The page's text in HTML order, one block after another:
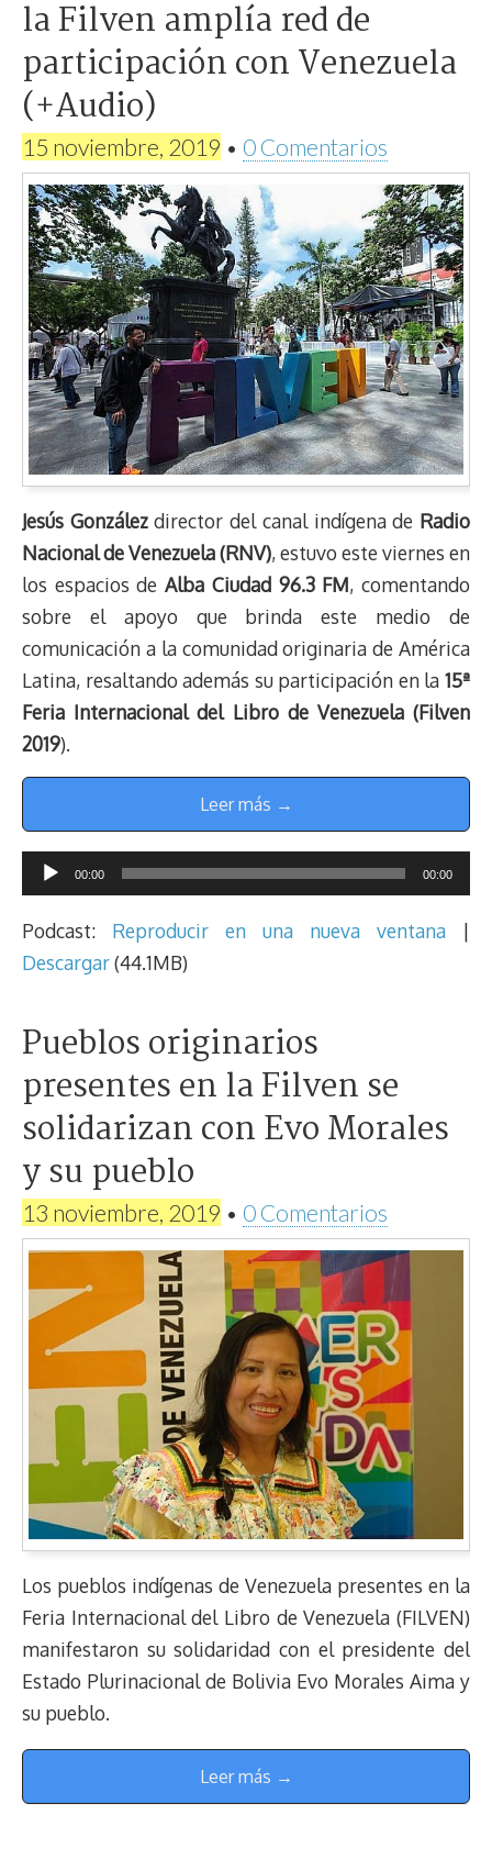
la Filven amplía red de
participación con Venezuela
(+Audio)
15 noviembre, 2019 • 0 Comentarios
Jesús Gonzálezdirector del canal indígena de Radio
Nacional de Venezuela (RNV), estuvo este viernes en
los espacios deAlba Ciudad 96.3 FM, comentando
sobre el apoyo que brinda este medio de
comunicación a la comunidad originaria de América
Latina, resaltando además su participación en la 15ª
Feria Internacional del Libro de Venezuela (Filven
2019).
Leer más →
Reproductor
de
audio
00:00 00:00
Podcast: Reproducir en una nueva ventana |
Descargar(44.1MB)
Pueblos originarios
presentes en la Filven se
solidarizan con Evo Morales
y su pueblo
13 noviembre, 2019 • 0 Comentarios
Los pueblos indígenas de Venezuela presentes en la
Feria Internacional del Libro de Venezuela (FILVEN)
manifestaron su solidaridad con el presidente del
Estado Plurinacional de Bolivia Evo Morales Aima y
su pueblo.
Leer más →